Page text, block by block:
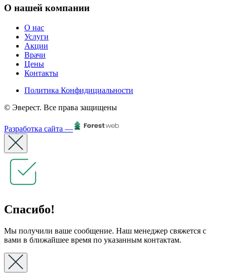
О нашей компании
О нас
Услуги
Акции
Врачи
Цены
Контакты
Политика Конфидициальности
© Эверест. Все права защищены
Разработка сайта —
Спасибо!
Мы получили ваше сообщение. Наш менеджер свяжется с
вами в ближайшее время по указанным контактам.